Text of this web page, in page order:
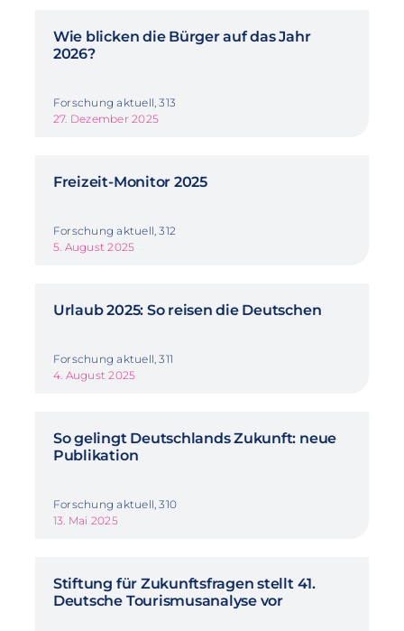
Wie blicken die Bürger auf das Jahr
2026?
Forschung aktuell, 313
27. Dezember 2025
Freizeit-Monitor 2025
Forschung aktuell, 312
5. August 2025
Urlaub 2025: So reisen die Deutschen
Forschung aktuell, 311
4. August 2025
So gelingt Deutschlands Zukunft: neue
Publikation
Forschung aktuell, 310
13. Mai 2025
Stiftung für Zukunftsfragen stellt 41.
Deutsche Tourismusanalyse vor